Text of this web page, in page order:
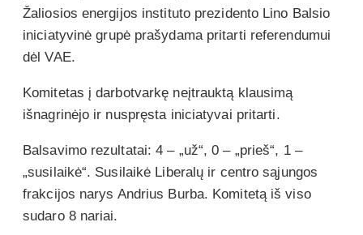
Žaliosios energijos instituto prezidento Lino Balsio
iniciatyvinė grupė prašydama pritarti referendumui
dėl VAE.
Komitetas į darbotvarkę neįtrauktą klausimą
išnagrinėjo ir nuspręsta iniciatyvai pritarti.
Balsavimo rezultatai: 4 – „už“, 0 – „prieš“, 1 –
„susilaikė“. Susilaikė Liberalų ir centro sąjungos
frakcijos narys Andrius Burba. Komitetą iš viso
sudaro 8 nariai.